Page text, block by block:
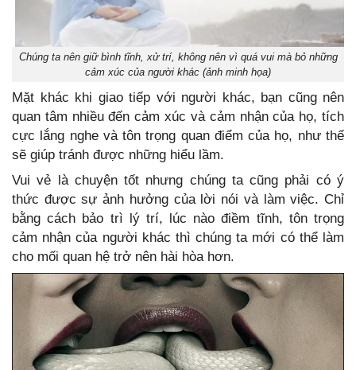
Chúng ta nên giữ bình tĩnh, xử trí, không nên vì quá vui mà bỏ những
cảm xúc của người khác (ảnh minh họa)
Mặt khác khi giao tiếp với người khác, bạn cũng nên
quan tâm nhiều đến cảm xúc và cảm nhận của họ, tích
cực lắng nghe và tôn trọng quan điểm của họ, như thế
sẽ giúp tránh được những hiểu lầm.
Vui vẻ là chuyện tốt nhưng chúng ta cũng phải có ý
thức được sự ảnh hưởng của lời nói và làm việc. Chỉ
bằng cách bảo trì lý trí, lúc nào điềm tĩnh, tôn trọng
cảm nhận của người khác thì chúng ta mới có thể làm
cho mối quan hệ trở nên hài hòa hơn.